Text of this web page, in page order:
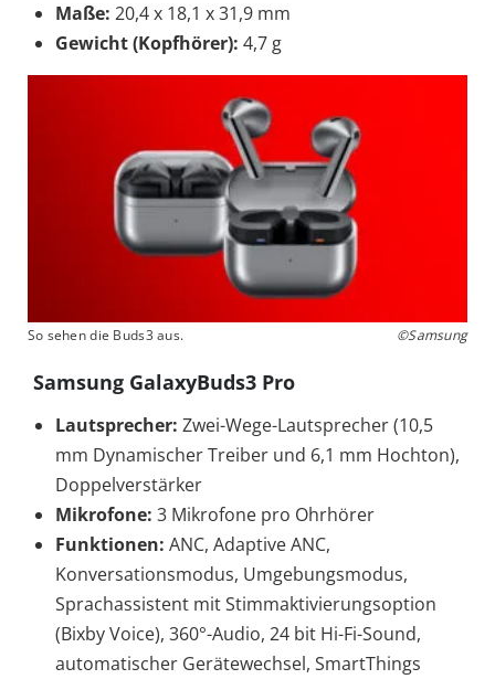
Maße: 20,4 x 18,1 x 31,9 mm
Gewicht (Kopfhörer): 4,7 g
So sehen die Buds3 aus. ©Samsung
Samsung GalaxyBuds3 Pro
Lautsprecher: Zwei-Wege-Lautsprecher (10,5
mm Dynamischer Treiber und 6,1 mm Hochton),
Doppelverstärker
Mikrofone: 3 Mikrofone pro Ohrhörer
Funktionen: ANC, Adaptive ANC,
Konversationsmodus, Umgebungsmodus,
Sprachassistent mit Stimmaktivierungsoption
(Bixby Voice), 360°-Audio, 24 bit Hi-Fi-Sound,
automatischer Gerätewechsel, SmartThings